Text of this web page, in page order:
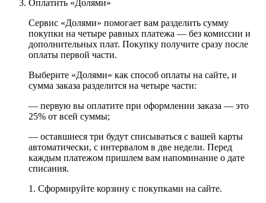
Оплатить «Долями»
Сервис «Долями» помогает вам разделить сумму
покупки на четыре равных платежа — без комиссии и
дополнительных плат. Покупку получите сразу после
оплаты первой части.
Выберите «Долями» как способ оплаты на сайте, и
сумма заказа разделится на четыре части:
— первую вы оплатите при оформлении заказа — это
25% от всей суммы;
— оставшиеся три будут списываться с вашей карты
автоматически, с интервалом в две недели. Перед
каждым платежом пришлем вам напоминание о дате
списания.
1. Сформируйте корзину с покупками на сайте.